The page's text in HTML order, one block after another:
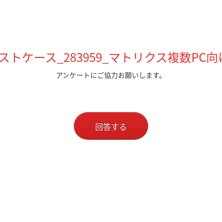
トケース_283959_マトリクス複数PC
アンケートにご協力お願いします。
回答する